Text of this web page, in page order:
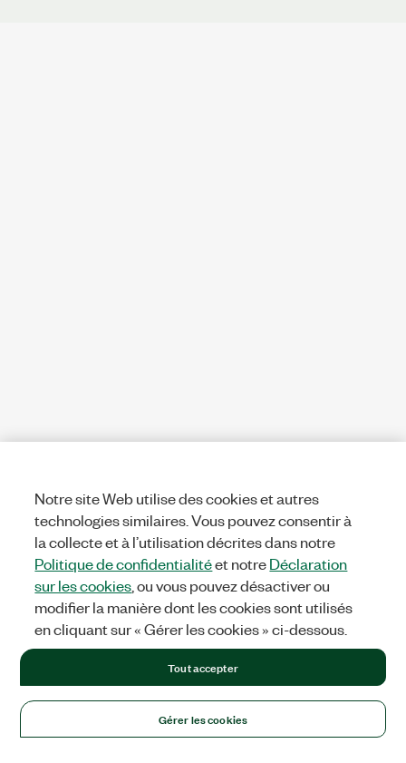
Notre site Web utilise des cookies et autres
technologies similaires. Vous pouvez consentir à
la collecte et à l’utilisation décrites dans notre
Politique de confidentialitéet notreDéclaration
sur les cookies , ou vous pouvez désactiver ou
modifier la manière dont les cookies sont utilisés
en cliquant sur « Gérer les cookies » ci-dessous.
Gérer les cookies
Tout accepter